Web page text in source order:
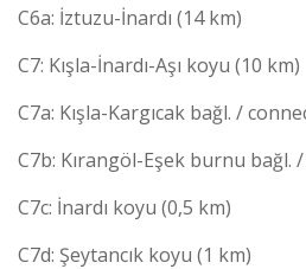
C6a: İztuzu-İnardı (14 km)
C7: Kışla-İnardı-Aşı koyu (10 km)
C7a: Kışla-Kargıcak bağl. /
C7b: Kırangöl-Eşek burnu bağl.
C7c: İnardı koyu (0,5 km)
C7d: Şeytancık koyu (1 km)